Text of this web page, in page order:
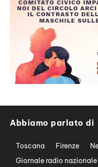
Abbiamo parlato di
Toscana Firenze
Giornale radio nazionale